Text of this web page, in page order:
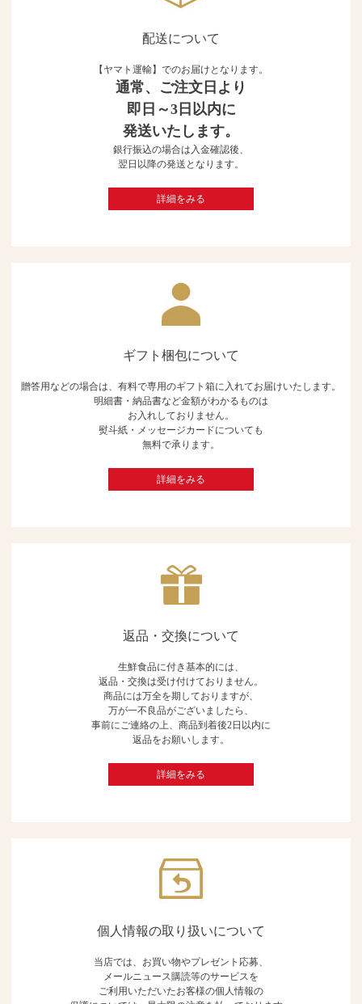
配送について
【ヤマト運輸】でのお届けとなります。
通常、ご注文日より
即日～3日以内に
発送いたします。
銀行振込の場合は入金確認後、
翌日以降の発送となります。
詳細をみる
ギフト梱包について
贈答用などの場合は、有料で専用のギフト箱に入れてお届けいたします。
明細書・納品書など金額がわかるものは
お入れしておりません。
熨斗紙・メッセージカードについても
無料で承ります。
詳細をみる
返品・交換について
生鮮食品に付き基本的には、
返品・交換は受け付けておりません。
商品には万全を期しておりますが、
万が一不良品がございましたら、
事前にご連絡の上、商品到着後2日以内に
返品をお願いします。
詳細をみる
個人情報の取り扱いについて
当店では、お買い物やプレゼント応募、
メールニュース購読等のサービスを
ご利用いただいたお客様の個人情報の